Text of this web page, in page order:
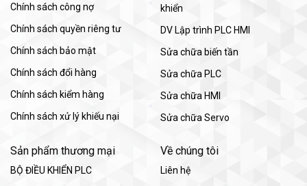
Chính sách công nợ
Chính sách quyền riêng tư
Chính sách bảo mật
Chính sách đổi hàng
Chính sách kiểm hàng
Chính sách xử lý khiếu nại
khiển
DV Lập trình PLC HMI
Sửa chữa biến tần
Sửa chữa PLC
Sửa chữa HMI
Sửa chữa Servo
Sản phẩm thương mại
BỘ ĐIỀU KHIỂN PLC
Về chúng tôi
Liên hệ